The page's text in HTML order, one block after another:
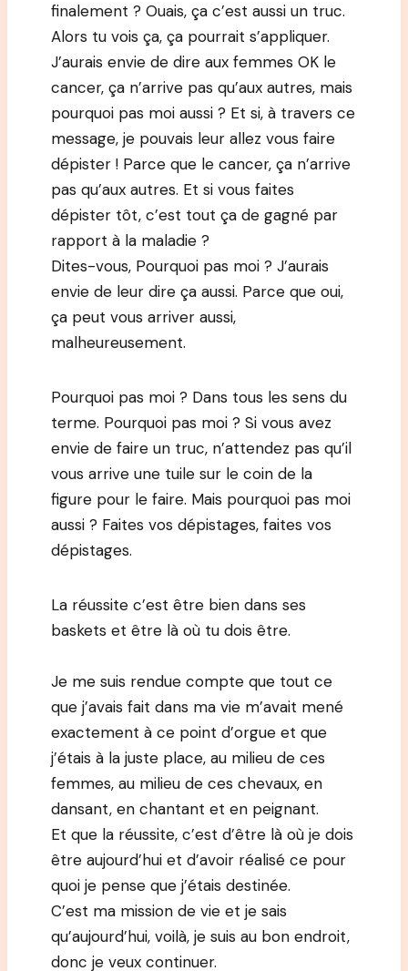
finalement ? Ouais, ça c’est aussi un truc.
Alors tu vois ça, ça pourrait s’appliquer.
J’aurais envie de dire aux femmes OK le
cancer, ça n’arrive pas qu’aux autres, mais
pourquoi pas moi aussi ? Et si, à travers ce
message, je pouvais leur allez vous faire
dépister ! Parce que le cancer, ça n’arrive
pas qu’aux autres. Et si vous faites
dépister tôt, c’est tout ça de gagné par
rapport à la maladie ?
Dites-vous, Pourquoi pas moi ? J’aurais
envie de leur dire ça aussi. Parce que oui,
ça peut vous arriver aussi,
malheureusement.
Pourquoi pas moi ? Dans tous les sens du
terme. Pourquoi pas moi ? Si vous avez
envie de faire un truc, n’attendez pas qu’il
vous arrive une tuile sur le coin de la
figure pour le faire. Mais pourquoi pas moi
aussi ? Faites vos dépistages, faites vos
dépistages.
La réussite c’est être bien dans ses
baskets et être là où tu dois être.
Je me suis rendue compte que tout ce
que j’avais fait dans ma vie m’avait mené
exactement à ce point d’orgue et que
j’étais à la juste place, au milieu de ces
femmes, au milieu de ces chevaux, en
dansant, en chantant et en peignant.
Et que la réussite, c’est d’être là où je dois
être aujourd’hui et d’avoir réalisé ce pour
quoi je pense que j’étais destinée.
C’est ma mission de vie et je sais
qu’aujourd’hui, voilà, je suis au bon endroit,
donc je veux continuer.